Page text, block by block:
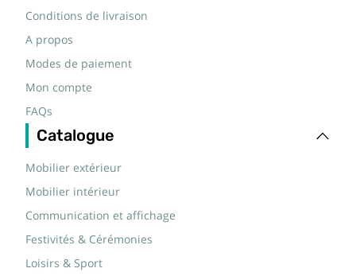
Conditions de livraison
A propos
Modes de paiement
Mon compte
FAQs
Catalogue
Mobilier extérieur
Mobilier intérieur
Communication et affichage
Festivités & Cérémonies
Loisirs & Sport